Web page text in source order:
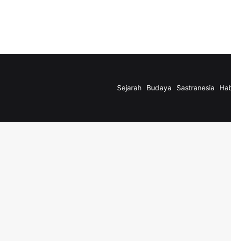
Sejarah Budaya Sastranesia